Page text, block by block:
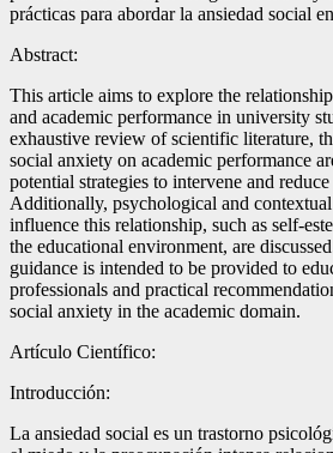
prácticas para abordar la ansiedad social
Abstract:
This article aims to explore the
and academic performance in university
exhaustive review of scientific literature,
social anxiety on academic performance
potential strategies to intervene and reduce
Additionally, psychological and
influence this relationship, such as self-
the educational environment, are
guidance is intended to be provided to
professionals and practical
social anxiety in the academic domain.
Artículo Científico:
Introducción:
La ansiedad social es un trastorno